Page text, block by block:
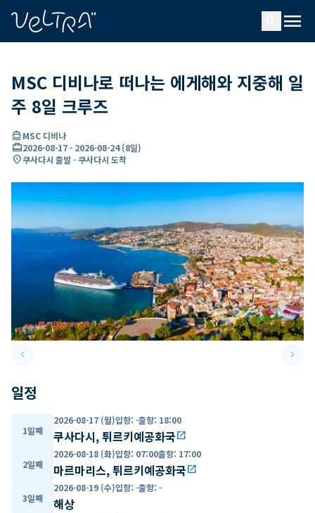
menu
MSC 디비나로 떠나는 에게해와 지중해 일
주 8일 크루즈
directions_boatMSC 디비나
card_travel2026-08-17- 2026-08-24(8일)
location_on쿠사다시 출발 - 쿠사다시 도착
keyboard_arrow_leftPrevious slide keyboard_arrow_right
일정
1일째
2026-08-17 (월)입항: -출항: 18:00
쿠사다시, 튀르키예공화국open_in_new
2일째
2026-08-18 (화)입항: 07:00출항: 17:00
마르마리스, 튀르키예공화국open_in_new
3일째
2026-08-19 (수)입항: -출항: -
해상